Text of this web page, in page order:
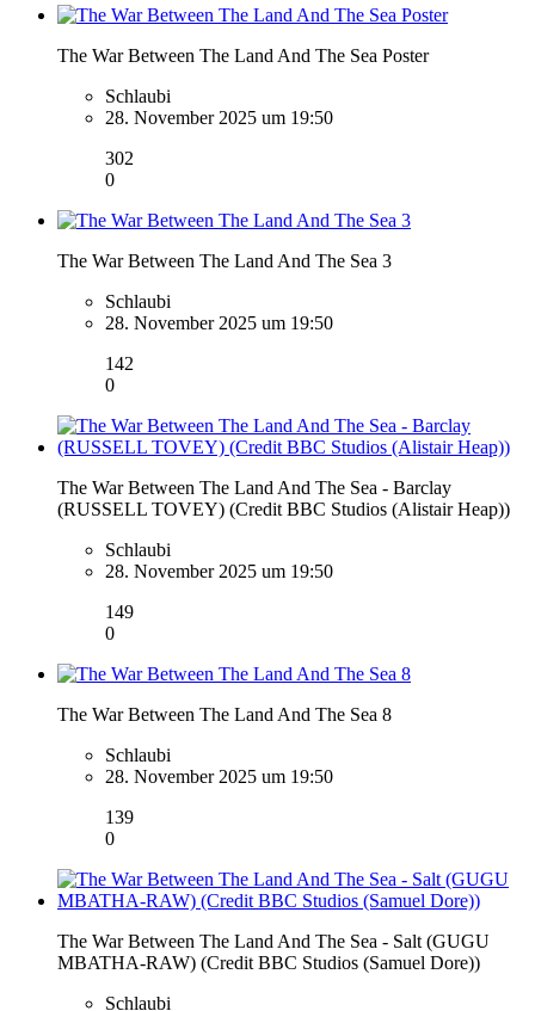
The War Between The Land And The Sea Poster
Schlaubi
28. November 2025 um 19:50
302
0
The War Between The Land And The Sea 3
Schlaubi
28. November 2025 um 19:50
142
0
The War Between The Land And The Sea - Barclay
(RUSSELL TOVEY) (Credit BBC Studios (Alistair Heap))
Schlaubi
28. November 2025 um 19:50
149
0
The War Between The Land And The Sea 8
Schlaubi
28. November 2025 um 19:50
139
0
The War Between The Land And The Sea - Salt (GUGU
MBATHA-RAW) (Credit BBC Studios (Samuel Dore))
Schlaubi